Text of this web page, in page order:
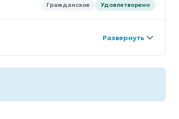
Гражданское Удовлетворено